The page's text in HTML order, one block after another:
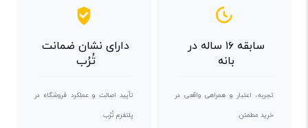
سابقه ۱۶ ساله در
بانه
تجربه، اعتبار و همراهی واقعی در
خرید مطمئن.
دارای نشان ضمانت
تُرُب
تأیید اصالت و عملکرد فروشگاه در
پلتفرم تُرُب.